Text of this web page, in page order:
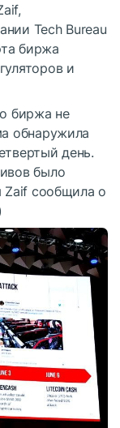
Tech Bureau
биржа
и
биржа не
обнаружила
день.
было
Zaif сообщила о